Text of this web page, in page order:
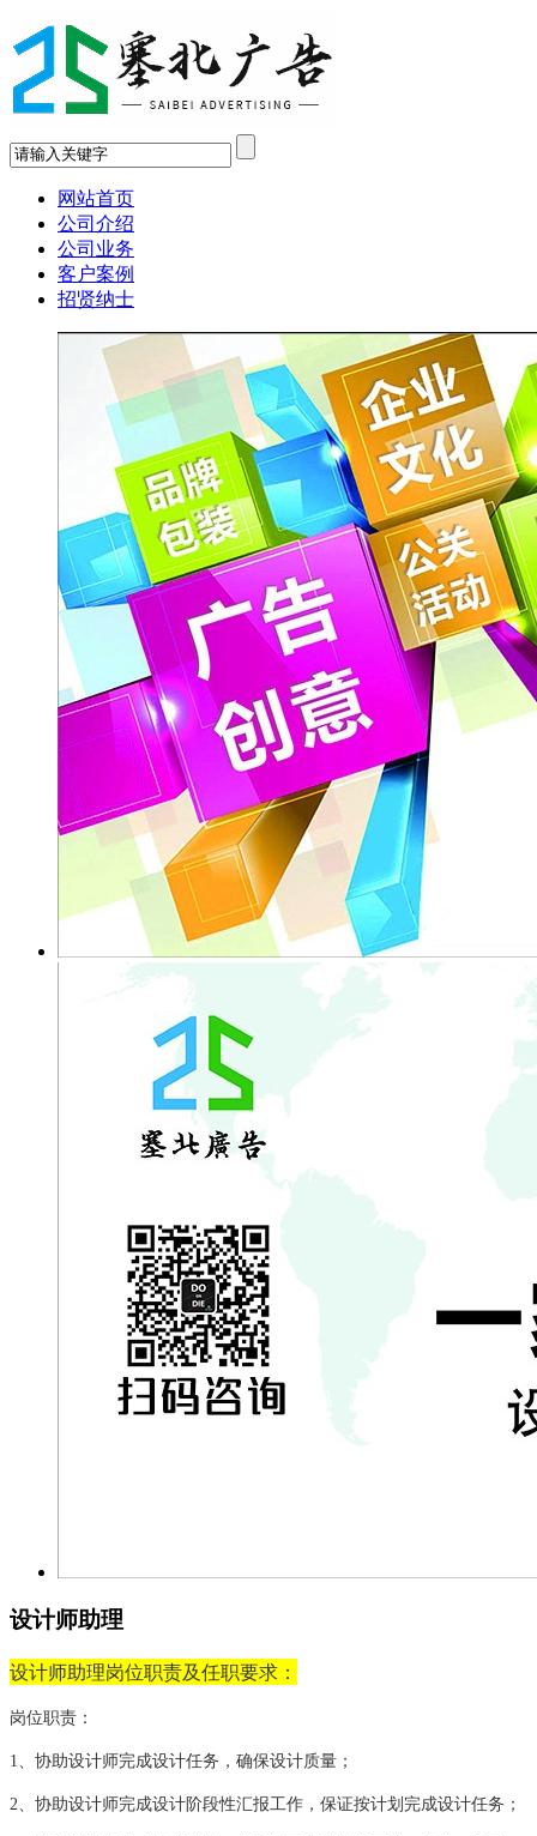
网站首页
公司介绍
公司业务
客户案例
招贤纳士
设计师助理
设计师助理岗位职责及任职要求：
岗位职责：
1 、协助设计师完成设计任务，确保设计质量；
2 、协助设计师完成设计阶段性汇报工作，保证按计划完成设计任务；